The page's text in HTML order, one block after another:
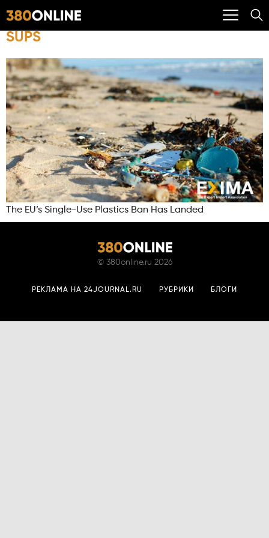
SUPS
The EU’s Single-Use Plastics Ban Has Landed
© 380online.ru 2026
РЕКЛАМА НА 24JOURNAL.RU РУБРИКИ БЛОГИ